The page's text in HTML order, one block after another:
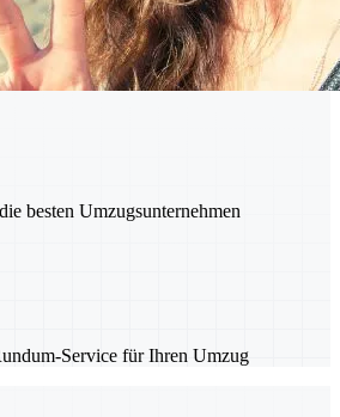
besten Umzugsunternehmen
Service für Ihren Umzug